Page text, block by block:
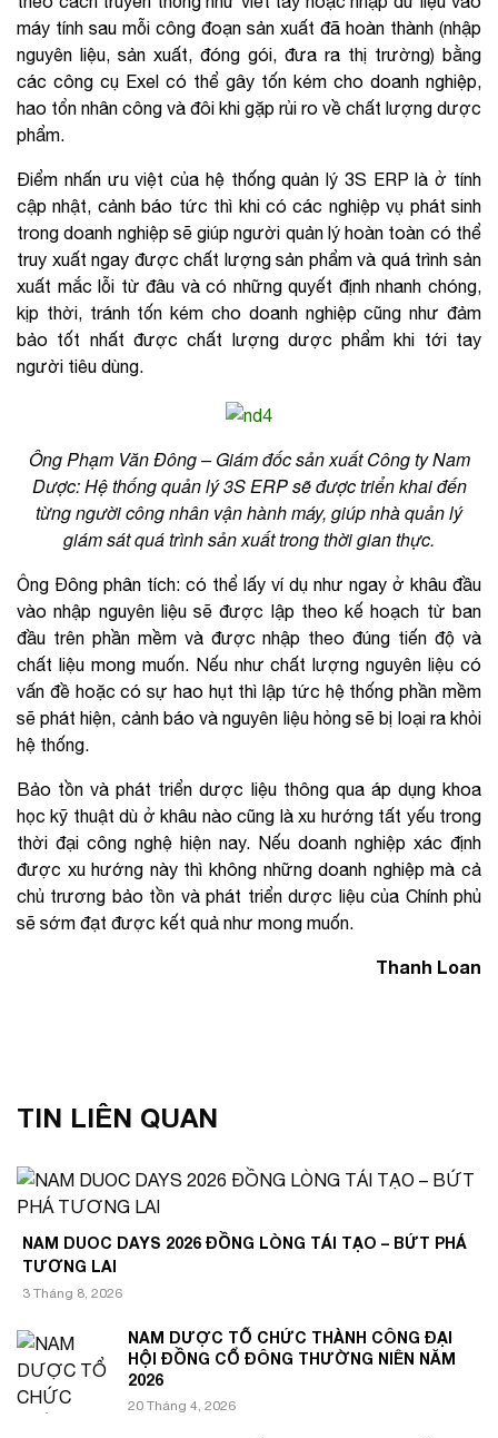
máy tính sau mỗi công đoạn sản xuất đã hoàn thành (nhập
nguyên liệu, sản xuất, đóng gói, đưa ra thị trường) bằng
các công cụ Exel có thể gây tốn kém cho doanh nghiệp,
hao tổn nhân công và đôi khi gặp rủi ro về chất lượng dược
phẩm.
Điểm nhấn ưu việt của hệ thống quản lý 3S ERP là ở tính
cập nhật, cảnh báo tức thì khi có các nghiệp vụ phát sinh
trong doanh nghiệp sẽ giúp người quản lý hoàn toàn có thể
truy xuất ngay được chất lượng sản phẩm và quá trình sản
xuất mắc lỗi từ đâu và có những quyết định nhanh chóng,
kịp thời, tránh tốn kém cho doanh nghiệp cũng như đảm
bảo tốt nhất được chất lượng dược phẩm khi tới tay
người tiêu dùng.
Ông Phạm Văn Đông – Giám đốc sản xuất Công ty Nam
Dược: Hệ thống quản lý 3S ERP sẽ được triển khai đến
từng người công nhân vận hành máy, giúp nhà quản lý
giám sát quá trình sản xuất trong thời gian thực.
Ông Đông phân tích: có thể lấy ví dụ như ngay ở khâu đầu
vào nhập nguyên liệu sẽ được lập theo kế hoạch từ ban
đầu trên phần mềm và được nhập theo đúng tiến độ và
chất liệu mong muốn. Nếu như chất lượng nguyên liệu có
vấn đề hoặc có sự hao hụt thì lập tức hệ thống phần mềm
sẽ phát hiện, cảnh báo và nguyên liệu hỏng sẽ bị loại ra khỏi
hệ thống.
Bảo tồn và phát triển dược liệu thông qua áp dụng khoa
học kỹ thuật dù ở khâu nào cũng là xu hướng tất yếu trong
thời đại công nghệ hiện nay. Nếu doanh nghiệp xác định
được xu hướng này thì không những doanh nghiệp mà cả
chủ trương bảo tồn và phát triển dược liệu của Chính phủ
sẽ sớm đạt được kết quả như mong muốn.
Thanh Loan
TIN LIÊN QUAN
NAM DUOC DAYS 2026 ĐỒNG LÒNG TÁI TẠO – BỨT PHÁ
TƯƠNG LAI
3 Tháng 8, 2026
NAM DƯỢC TỔ CHỨC THÀNH CÔNG ĐẠI
HỘI ĐỒNG CỔ ĐÔNG THƯỜNG NIÊN NĂM
2026
20 Tháng 4, 2026